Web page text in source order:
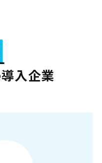
入企業